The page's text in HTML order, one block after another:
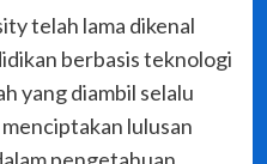
telah lama dikenal
berbasis teknologi
yang diambil selalu
lulusan